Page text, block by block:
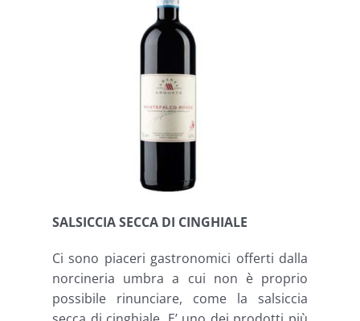
SALSICCIA SECCA DI CINGHIALE
Ci sono piaceri gastronomici offerti dalla
norcineria umbra a cui non è proprio
possibile rinunciare, come la salsiccia